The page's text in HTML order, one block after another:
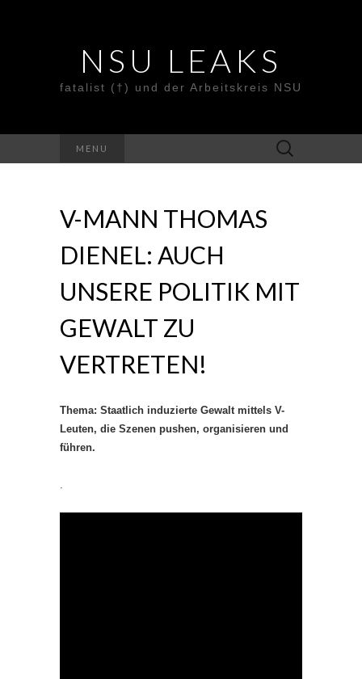
NSU LEAKS
fatalist (†) und der Arbeitskreis NSU
MENU
Suche
nach:
V-MANN THOMAS
DIENEL: AUCH
UNSERE POLITIK MIT
GEWALT ZU
VERTRETEN!
Thema: Staatlich induzierte Gewalt mittels V-
Leuten, die Szenen pushen, organisieren und
führen.
.